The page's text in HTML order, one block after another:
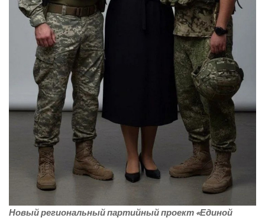
Новый региональный партийный проект «Единой